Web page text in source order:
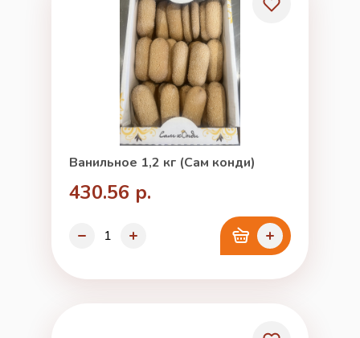
Ванильное 1,2 кг (Сам конди)
430.56 р.